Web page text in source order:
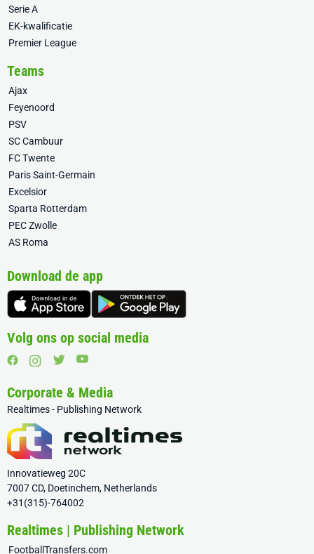
Serie A
EK-kwalificatie
Premier League
Teams
Ajax
Feyenoord
PSV
SC Cambuur
FC Twente
Paris Saint-Germain
Excelsior
Sparta Rotterdam
PEC Zwolle
AS Roma
Download de app
Volg ons op social media
Corporate & Media
Realtimes - Publishing Network
Innovatieweg 20C
7007 CD, Doetinchem, Netherlands
+31(315)-764002
Realtimes | Publishing Network
FootballTransfers.com